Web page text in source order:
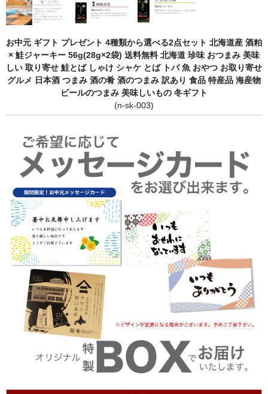
お中元 ギフト プレゼント 4種類から選べる2点セット 北海道産 酒粕
× 鮭ジャーキー 56g(28g×2袋) 送料無料 北海道 珍味 おつまみ 美味
しい 取り寄せ 鮭とば しゃけ シャケ とば トバ 魚 おやつ お取り寄せ
グルメ 日本酒 つまみ 酒の肴 酒のつまみ 訳あり 食品 特産品 海産物
ビールのつまみ 美味しいもの 冬ギフト
(n-sk-003)